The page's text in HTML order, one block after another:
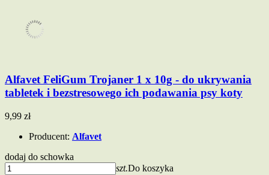
Alfavet FeliGum Trojaner 1 x 10g - do ukrywania
tabletek i bezstresowego ich podawania psy koty
9,99 zł
Producent: Alfavet
dodaj do schowka
szt.Do koszyka